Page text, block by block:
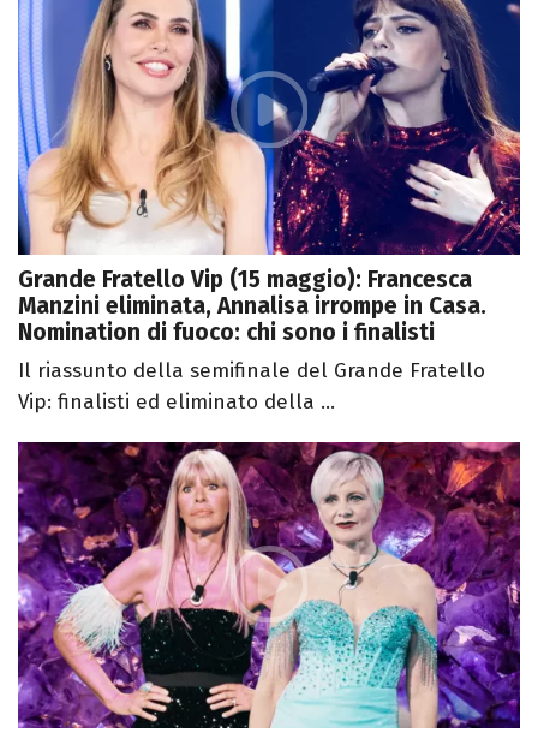
Grande Fratello Vip (15 maggio): Francesca
Manzini eliminata, Annalisa irrompe in Casa.
Nomination di fuoco: chi sono i finalisti
Il riassunto della semifinale del Grande Fratello
Vip: finalisti ed eliminato della ...